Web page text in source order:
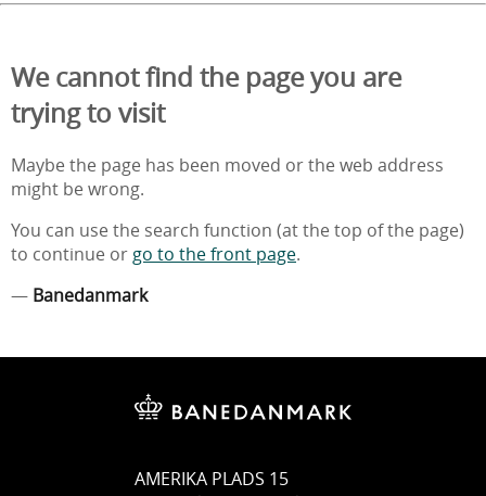
We cannot find the page you are
trying to visit
Maybe the page has been moved or the web address
might be wrong.
You can use the search function (at the top of the page)
to continue or go to the front page.
— Banedanmark
AMERIKA PLADS 15